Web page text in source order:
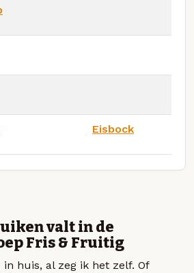
Eisbock
valt in de
Fris & Fruitig
in huis, al zeg ik het zelf. Of